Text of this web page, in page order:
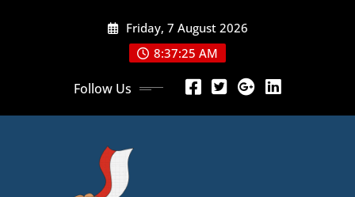
Friday, 7 August 2026
8:37:27 AM
Follow Us